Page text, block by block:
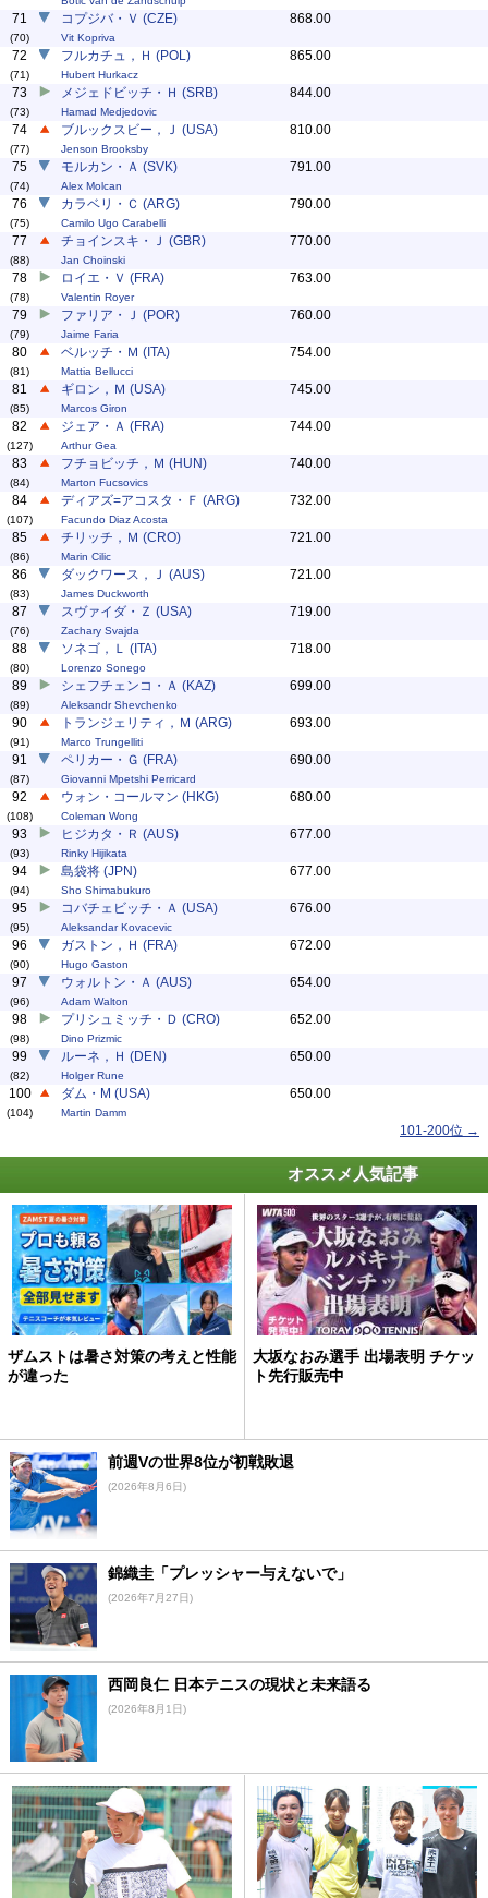
71
(70)
コプジバ・Ｖ (CZE)
Vit Kopriva
868.00
72
(71)
フルカチュ，Ｈ (POL)
Hubert Hurkacz
865.00
73
(73)
メジェドビッチ・Ｈ (SRB)
Hamad Medjedovic
844.00
74
(77)
ブルックスビー，Ｊ (USA)
Jenson Brooksby
810.00
75
(74)
モルカン・Ａ (SVK)
Alex Molcan
791.00
76
(75)
カラベリ・Ｃ (ARG)
Camilo Ugo Carabelli
790.00
77
(88)
チョインスキ・Ｊ (GBR)
Jan Choinski
770.00
78
(78)
ロイエ・Ｖ (FRA)
Valentin Royer
763.00
79
(79)
ファリア・Ｊ (POR)
Jaime Faria
760.00
80
(81)
ベルッチ・Ｍ (ITA)
Mattia Bellucci
754.00
81
(85)
ギロン，Ｍ (USA)
Marcos Giron
745.00
82
(127)
ジェア・Ａ (FRA)
Arthur Gea
744.00
83
(84)
フチョビッチ，Ｍ (HUN)
Marton Fucsovics
740.00
84
(107)
ディアズ=アコスタ・Ｆ (ARG)
Facundo Diaz Acosta
732.00
85
(86)
チリッチ，Ｍ (CRO)
Marin Cilic
721.00
86
(83)
ダックワース，Ｊ (AUS)
James Duckworth
721.00
87
(76)
スヴァイダ・Ｚ (USA)
Zachary Svajda
719.00
88
(80)
ソネゴ，Ｌ (ITA)
Lorenzo Sonego
718.00
89
(89)
シェフチェンコ・Ａ (KAZ)
Aleksandr Shevchenko
699.00
90
(91)
トランジェリティ，Ｍ (ARG)
Marco Trungelliti
693.00
91
(87)
ペリカー・Ｇ (FRA)
Giovanni Mpetshi Perricard
690.00
92
(108)
ウォン・コールマン (HKG)
Coleman Wong
680.00
93
(93)
ヒジカタ・Ｒ (AUS)
Rinky Hijikata
677.00
94
(94)
島袋将 (JPN)
Sho Shimabukuro
677.00
95
(95)
コバチェビッチ・Ａ (USA)
Aleksandar Kovacevic
676.00
96
(90)
ガストン，Ｈ (FRA)
Hugo Gaston
672.00
97
(96)
ウォルトン・Ａ (AUS)
Adam Walton
654.00
98
(98)
プリシュミッチ・Ｄ (CRO)
Dino Prizmic
652.00
99
(82)
ルーネ，Ｈ (DEN)
Holger Rune
650.00
100
(104)
ダム・M (USA)
Martin Damm
650.00
101-200位 →
オススメ人気記事
ザムストは暑さ対策の考えと性能
が違った
大坂なおみ選手 出場表明 チケッ
ト先行販売中
前週Vの世界8位が初戦敗退
(2026年8月6日)
錦織圭「プレッシャー与えないで」
(2026年7月27日)
西岡良仁 日本テニスの現状と未来語る
(2026年8月1日)